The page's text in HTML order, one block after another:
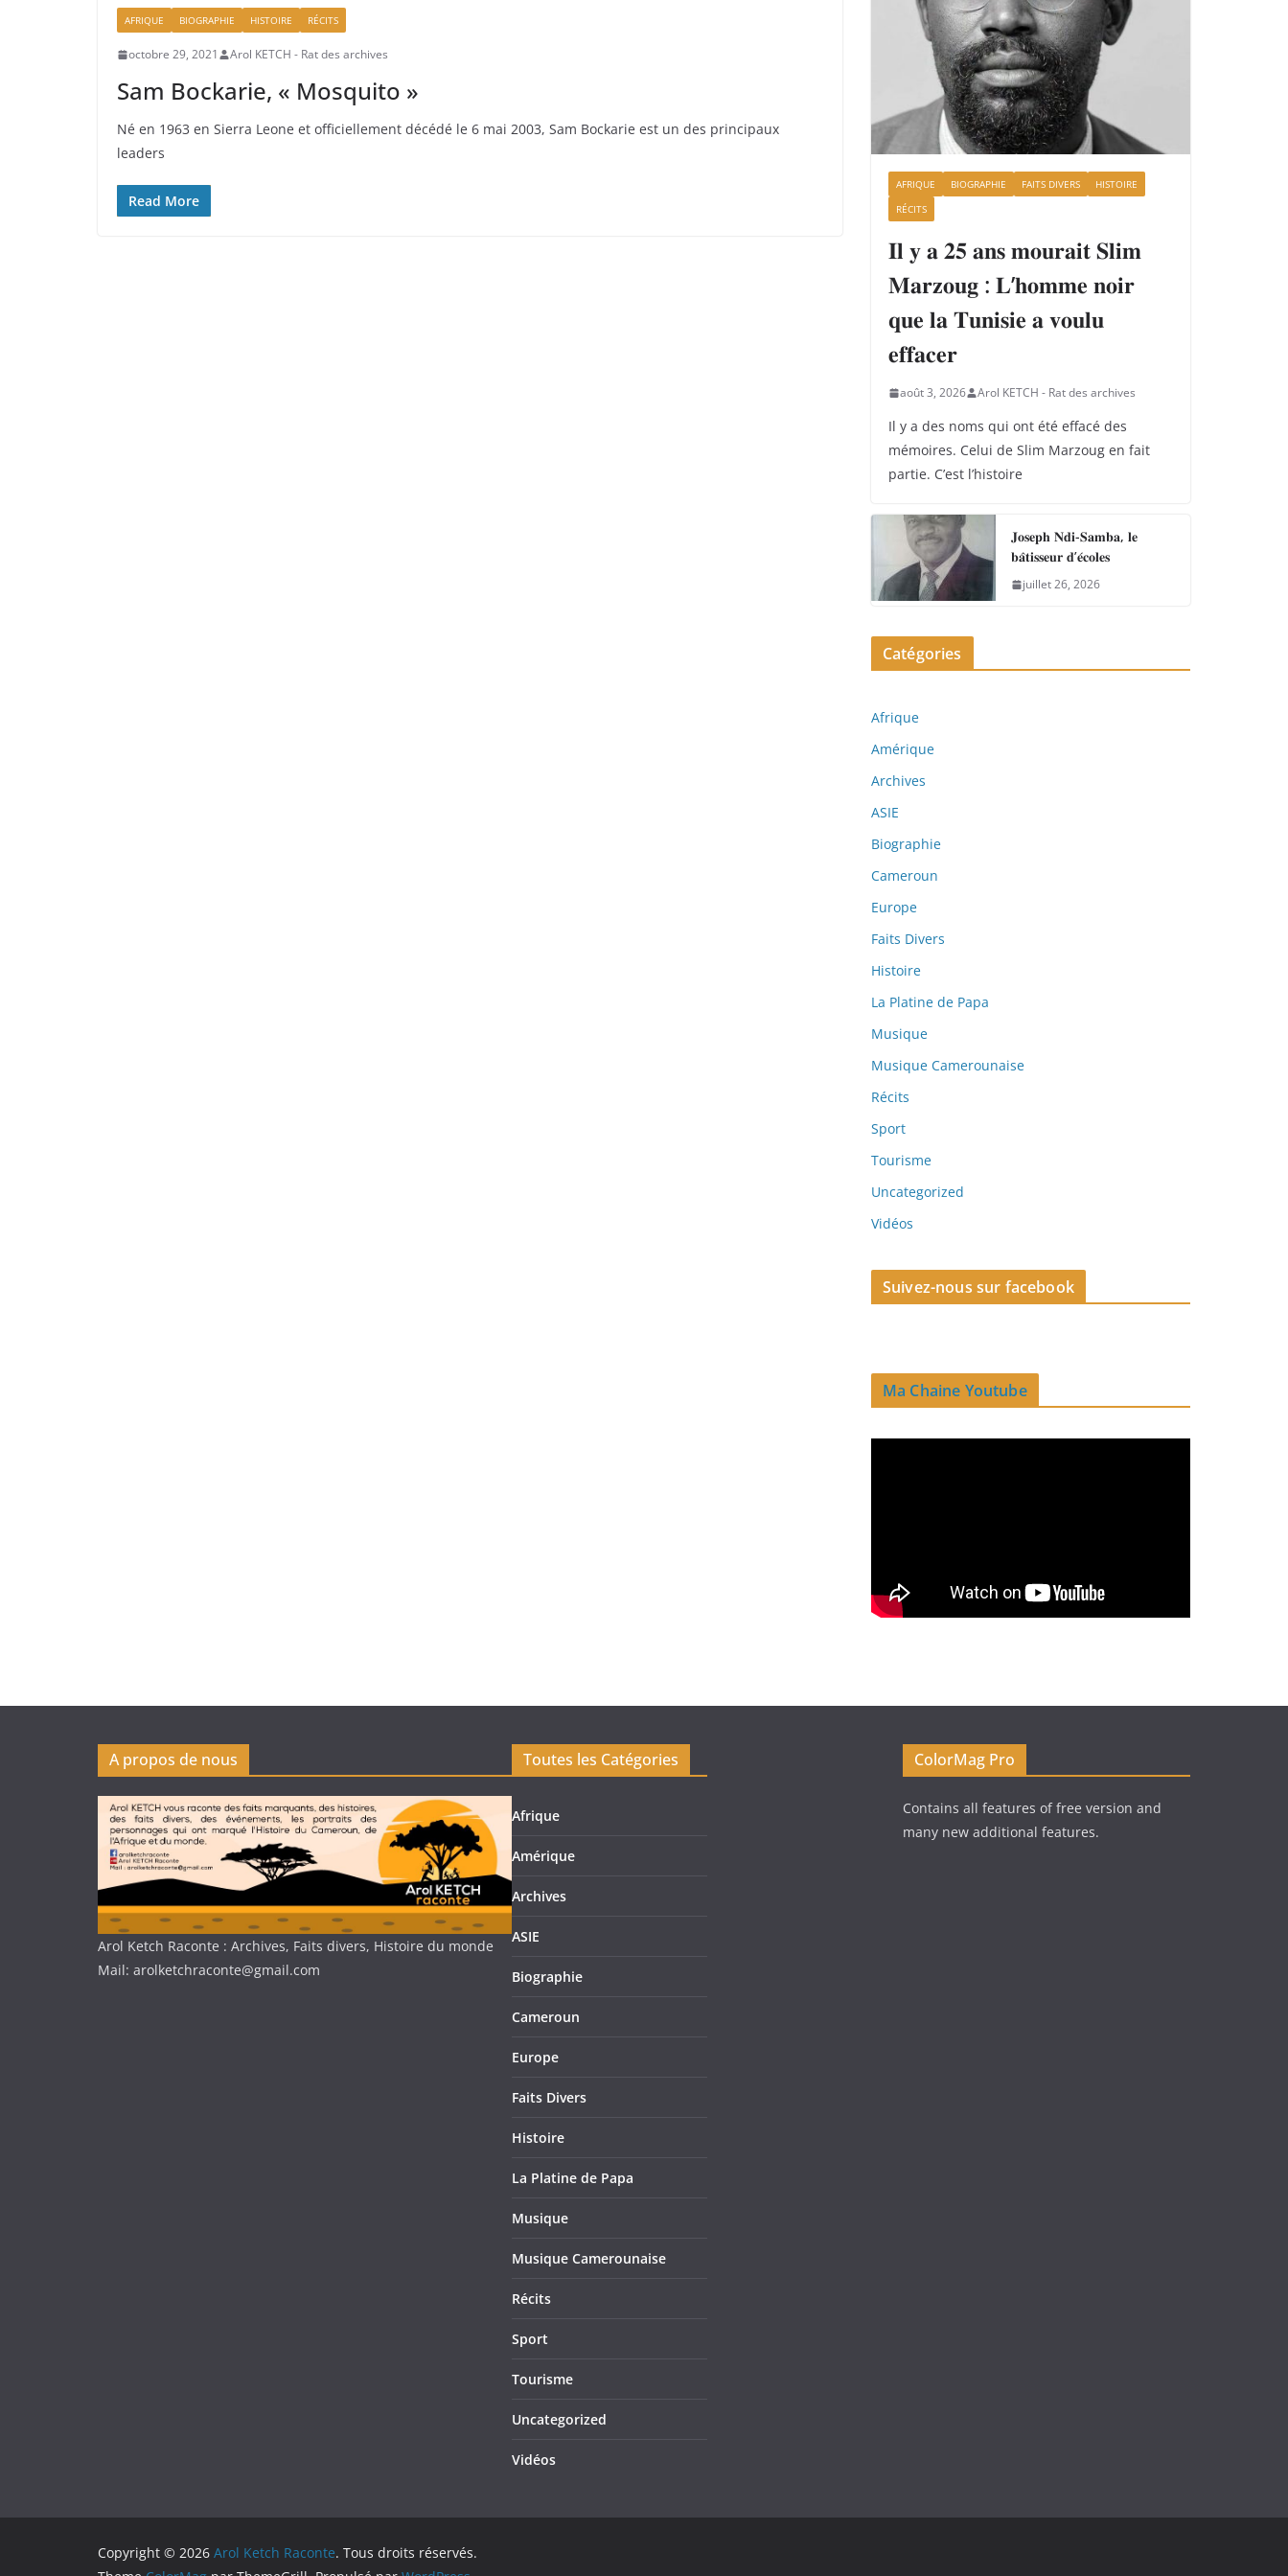
AFRIQUE BIOGRAPHIE HISTOIRE RÉCITS
octobre 29, 2021 Arol KETCH - Rat des archives
Sam Bockarie, « Mosquito »
Né en 1963 en Sierra Leone et officiellement décédé le 6 mai 2003, Sam Bockarie est un des principaux
leaders
Read More
AFRIQUE BIOGRAPHIE FAITS DIVERS
HISTOIRE
RÉCITS
𝐈𝐥 𝐲 𝐚 𝟐𝟓 𝐚𝐧𝐬 𝐦𝐨𝐮𝐫𝐚𝐢𝐭 𝐒𝐥𝐢𝐦
𝐌𝐚𝐫𝐳𝐨𝐮𝐠 : 𝐋’𝐡𝐨𝐦𝐦𝐞 𝐧𝐨𝐢𝐫
𝐪𝐮𝐞 𝐥𝐚 𝐓𝐮𝐧𝐢𝐬𝐢𝐞 𝐚 𝐯𝐨𝐮𝐥𝐮
𝐞𝐟𝐟𝐚𝐜𝐞𝐫
août 3, 2026 Arol KETCH - Rat des archives
Il y a des noms qui ont été effacé des
mémoires. Celui de Slim Marzoug en fait
partie. C’est l’histoire
𝐉𝐨𝐬𝐞𝐩𝐡 𝐍𝐝𝐢-𝐒𝐚𝐦𝐛𝐚, 𝐥𝐞
𝐛𝐚̂𝐭𝐢𝐬𝐬𝐞𝐮𝐫 𝐝’𝐞́𝐜𝐨𝐥𝐞𝐬
juillet 26, 2026
Catégories
Afrique
Amérique
Archives
ASIE
Biographie
Cameroun
Europe
Faits Divers
Histoire
La Platine de Papa
Musique
Musique Camerounaise
Récits
Sport
Tourisme
Uncategorized
Vidéos
Suivez-nous sur facebook
Ma Chaine Youtube
A propos de nous
Arol Ketch Raconte : Archives, Faits divers, Histoire du monde
Mail: arolketchraconte@gmail.com
Toutes les Catégories
Afrique
Amérique
Archives
ASIE
Biographie
Cameroun
Europe
Faits Divers
Histoire
La Platine de Papa
Musique
Musique Camerounaise
Récits
Sport
Tourisme
Uncategorized
Vidéos
ColorMag Pro
Contains all features of free version and
many new additional features.
Copyright © 2026 Arol Ketch Raconte. Tous droits réservés.